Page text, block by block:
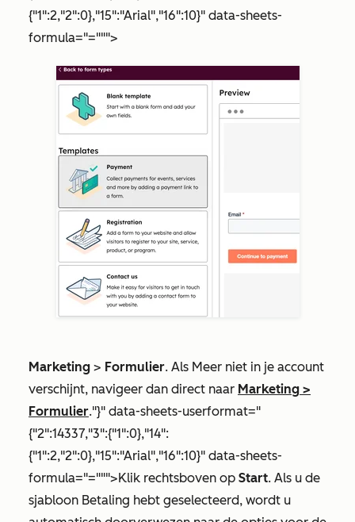
{"1":2,"2":0},"15":"Arial","16":10}" data-sheets-
formula="=""">
Marketing > Formulier. Als Meer niet in je account
verschijnt, navigeer dan direct naar Marketing >
Formulier."}" data-sheets-userformat="
{"2":14337,"3":{"1":0},"14":
{"1":2,"2":0},"15":"Arial","16":10}" data-sheets-
formula="=""">Klik rechtsboven op Start. Als u de
sjabloon Betaling hebt geselecteerd, wordt u